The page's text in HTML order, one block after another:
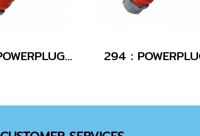
282 : POWERPLUG 3P+E 16A400Vผู้(IP67)